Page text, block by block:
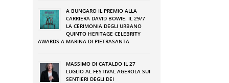
A BUNGARO IL PREMIO ALLA
CARRIERA DAVID BOWIE. IL 29/7
LA CERIMONIA DEGLI URBANO
QUINTO HERITAGE CELEBRITY
AWARDS A MARINA DI PIETRASANTA
MASSIMO DI CATALDO IL 27
LUGLIO AL FESTIVAL AGEROLA SUI
SENTIERI DEGLI DEI